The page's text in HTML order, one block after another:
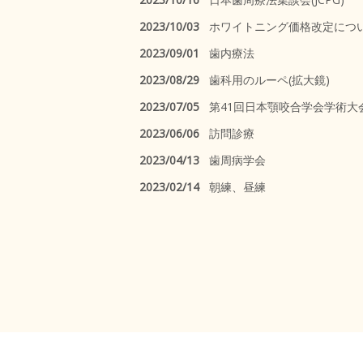
2023/10/03 ホワイトニング価格改定につ
2023/09/01
歯内療法
2023/08/29 歯科用のルーペ(拡大鏡)
2023/07/05 第41回日本顎咬合学会学術大
2023/06/06 訪問診療
2023/04/13 歯周病学会
2023/02/14朝練、昼練